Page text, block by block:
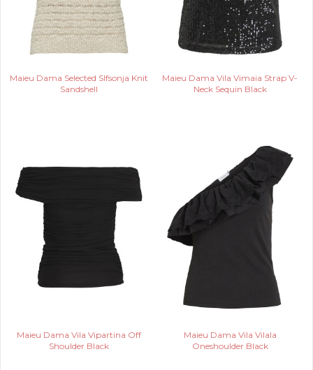
Maieu Dama Selected Slfsonja Knit
Sandshell
Maieu Dama Vila Vimaia Strap V-
Neck Sequin Black
Maieu Dama Vila Vipartina Off
Shoulder Black
Maieu Dama Vila Vilala
Oneshoulder Black